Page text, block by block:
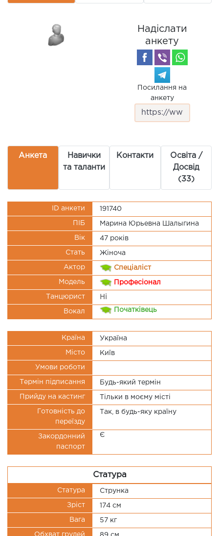
Надіслати
анкету
Посилання на
анкету
Анкета
Навички
та таланти
Контакти
Освіта /
Досвід
(33)
ID анкети 191740
ПІБ Марина Юрьевна Шалыгина
Вік 47 рокiв
Стать Жіноча
Актор Спеціаліст
Модель Професіонал
Танцюрист Ні
Вокал Початківець
Країна Україна
Місто Київ
Умови роботи
Термін підписання Будь-який термін
Прийду на кастинг Тільки в моєму місті
Готовність до
переїзду
Так, в будь-яку країну
Закордонний
паспорт
Є
Статура
Статура Струнка
Зріст 174 см
Вага 57 кг
Обхват грудей